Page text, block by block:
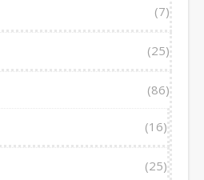
(7)
(25)
(86)
(16)
(25)